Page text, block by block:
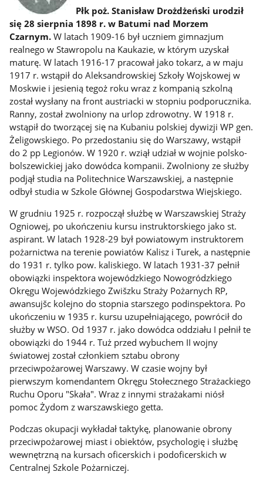
Płk poż. Stanisław Drożdżeński urodził
się 28 sierpnia 1898 r. w Batumi nad Morzem
Czarnym. W latach 1909-16 był uczniem gimnazjum
realnego w Stawropolu na Kaukazie, w którym uzyskał
maturę. W latach 1916-17 pracował jako tokarz, a w maju
1917 r. wstąpił do Aleksandrowskiej Szkoły Wojskowej w
Moskwie i jesienią tegoż roku wraz z kompanią szkolną
został wysłany na front austriacki w stopniu podporucznika.
Ranny, został zwolniony na urlop zdrowotny. W 1918 r.
wstąpił do tworzącej się na Kubaniu polskiej dywizji WP gen.
Żeligowskiego. Po przedostaniu się do Warszawy, wstąpił
do 2 pp Legionów. W 1920 r. wziął udział w wojnie polsko-
bolszewickiej jako dowódca kompanii. Zwolniony ze służby
podjął studia na Politechnice Warszawskiej, a następnie
odbył studia w Szkole Głównej Gospodarstwa Wiejskiego.
W grudniu 1925 r. rozpoczął służbę w Warszawskiej Straży
Ogniowej, po ukończeniu kursu instruktorskiego jako st.
aspirant. W latach 1928-29 był powiatowym instruktorem
pożarnictwa na terenie powiatów Kalisz i Turek, a następnie
do 1931 r. tylko pow. kaliskiego. W latach 1931-37 pełnił
obowiązki inspektora wojewódzkiego Nowogródzkiego
Okręgu Wojewódzkiego Zwišzku Straży Pożarnych RP,
awansujšc kolejno do stopnia starszego podinspektora. Po
ukończeniu w 1935 r. kursu uzupełniającego, powrócił do
służby w WSO. Od 1937 r. jako dowódca oddziału I pełnił te
obowiązki do 1944 r. Tuż przed wybuchem II wojny
światowej został członkiem sztabu obrony
przeciwpożarowej Warszawy. W czasie wojny był
pierwszym komendantem Okręgu Stołecznego Strażackiego
Ruchu Oporu "Skała". Wraz z innymi strażakami niósł
pomoc Żydom z warszawskiego getta.
Podczas okupacji wykładał taktykę, planowanie obrony
przeciwpożarowej miast i obiektów, psychologię i służbę
wewnętrzną na kursach oficerskich i podoficerskich w
Centralnej Szkole Pożarniczej.